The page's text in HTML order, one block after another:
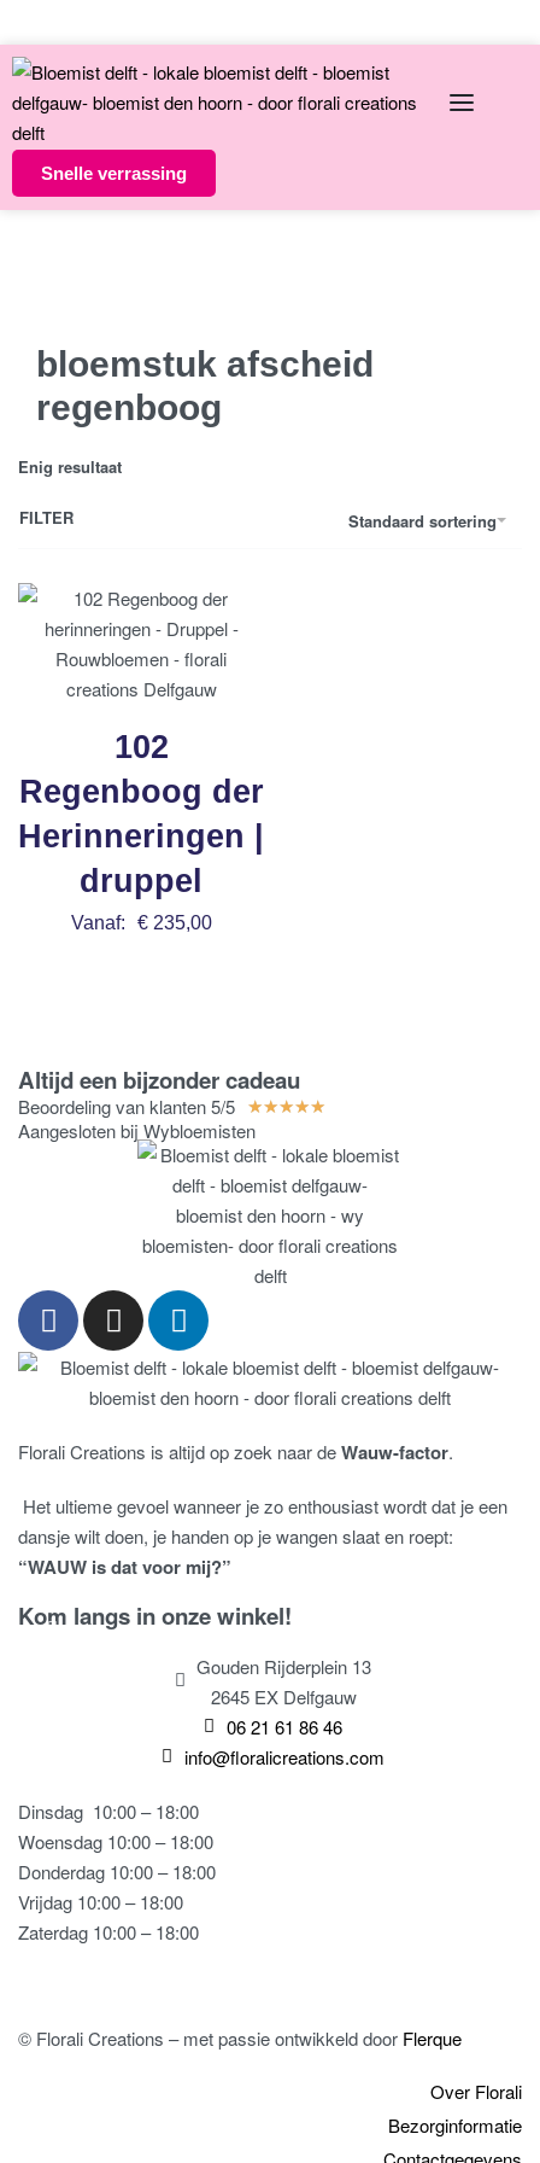
Snelle verrassing
bloemstuk afscheid
regenboog
Enig resultaat
Standaard sortering
FILTER
102
Regenboog der
Herinneringen |
druppel
Vanaf: €235,00
Altijd een bijzonder cadeau
Beoordeling van klanten 5/5 ★★★★★
Aangesloten bij Wybloemisten
Florali Creations is altijd op zoek naar deWauw-factor.
Het ultieme gevoel wanneer je zo enthousiast wordt dat je een
dansje wilt doen, je handen op je wangen slaat en roept:
“WAUW is dat voor mij?”
Kom langs in onze winkel!
Gouden Rijderplein 13
2645 EX Delfgauw
06 21 61 86 46
info@floralicreations.com
Dinsdag 10:00 – 18:00
Woensdag 10:00 – 18:00
Donderdag 10:00 – 18:00
Vrijdag 10:00 – 18:00
Zaterdag 10:00 – 18:00
© Florali Creations – met passie ontwikkeld door Flerque
Over Florali
Bezorginformatie